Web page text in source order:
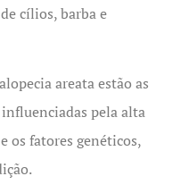
cílios, barba e
areata estão as
pela alta
os fatores genéticos,